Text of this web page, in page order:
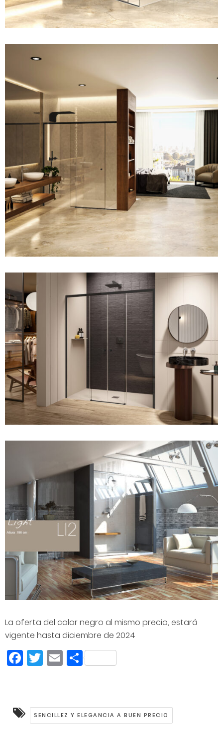
La oferta del color negro al mismo precio, estará
vigente hasta diciembre de 2024
Facebook
Twitter
Email
Compartir
SENCILLEZ Y ELEGANCIA A BUEN PRECIO